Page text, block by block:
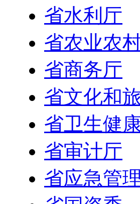
省水利厅
省农业农
省商务厅
省文化和
省卫生健
省审计厅
省应急管